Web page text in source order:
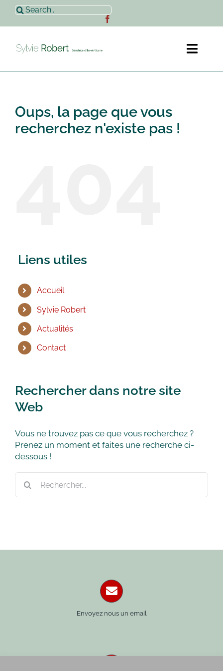
Passer
contenu
Rechercher:
Sylvie Robert
Oups, la page que vous
recherchez n'existe pas !
Liens utiles
Accueil
Sylvie Robert
Actualités
Contact
Rechercher dans notre site
Web
Vous ne trouvez pas ce que vous recherchez ?
Prenez un moment et faites une recherche ci-
dessous !
Envoyez nous un email